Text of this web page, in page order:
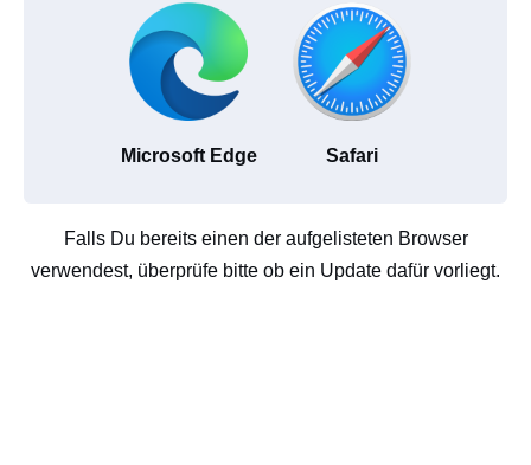
Microsoft Edge Safari
Falls Du bereits einen der aufgelisteten Browser
verwendest, überprüfe bitte ob ein Update dafür vorliegt.